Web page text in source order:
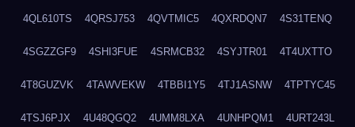
4QL610TS 4QRSJ753 4QVTMIC5 4QXRDQN7 4S31TENQ
4SGZZGF9 4SHI3FUE 4SRMCB32 4SYJTR01 4T4UXTTO
4T8GUZVK 4TAWVEKW 4TBBI1Y5 4TJ1ASNW 4TPTYC45
4TSJ6PJX 4U48QGQ2 4UMM8LXA 4UNHPQM1 4URT243L